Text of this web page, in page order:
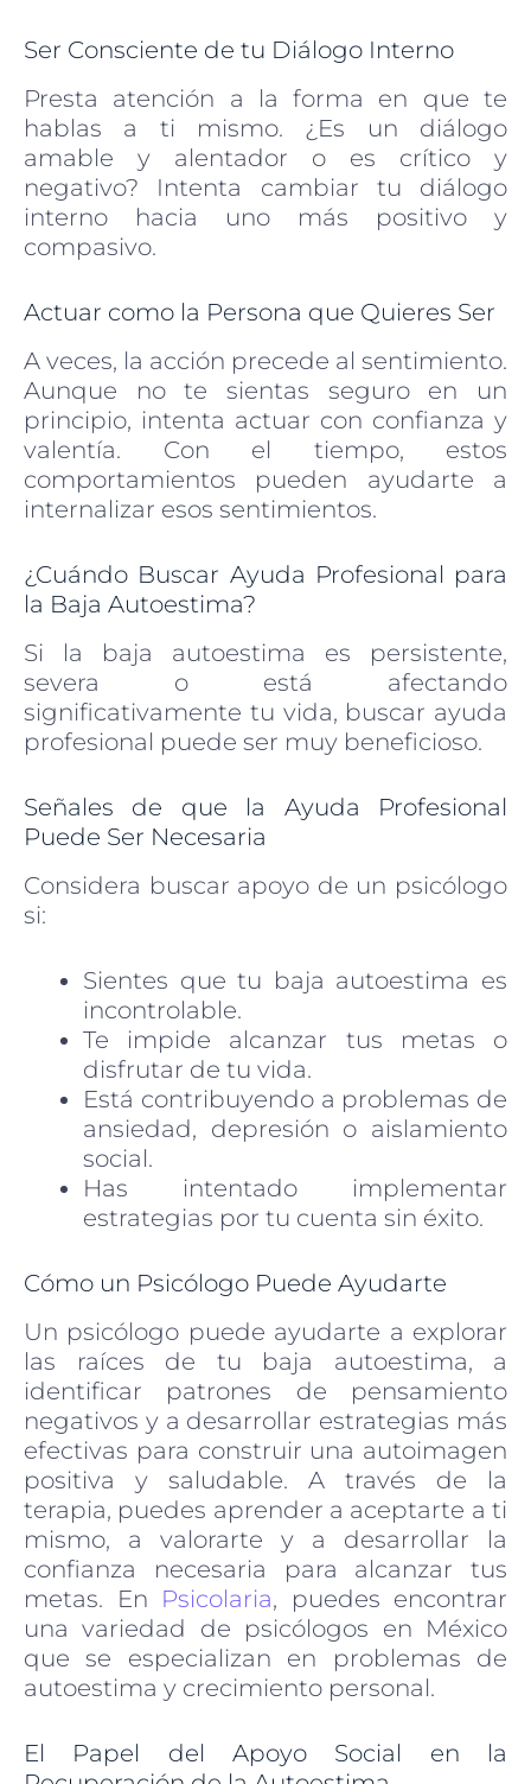
Ser Consciente de tu Diálogo Interno
Presta atención a la forma en que te
hablas a ti mismo. ¿Es un diálogo
amable y alentador o es crítico y
negativo? Intenta cambiar tu diálogo
interno hacia uno más positivo y
compasivo.
Actuar como la Persona que Quieres Ser
A veces, la acción precede al sentimiento.
Aunque no te sientas seguro en un
principio, intenta actuar con confianza y
valentía. Con el tiempo, estos
comportamientos pueden ayudarte a
internalizar esos sentimientos.
¿Cuándo Buscar Ayuda Profesional para
la Baja Autoestima?
Si la baja autoestima es persistente,
severa o está afectando
significativamente tu vida, buscar ayuda
profesional puede ser muy beneficioso.
Señales de que la Ayuda Profesional
Puede Ser Necesaria
Considera buscar apoyo de un psicólogo
si:
Sientes que tu baja autoestima es
incontrolable.
Te impide alcanzar tus metas o
disfrutar de tu vida.
Está contribuyendo a problemas de
ansiedad, depresión o aislamiento
social.
Has intentado implementar
estrategias por tu cuenta sin éxito.
Cómo un Psicólogo Puede Ayudarte
Un psicólogo puede ayudarte a explorar
las raíces de tu baja autoestima, a
identificar patrones de pensamiento
negativos y a desarrollar estrategias más
efectivas para construir una autoimagen
positiva y saludable. A través de la
terapia, puedes aprender a aceptarte a ti
mismo, a valorarte y a desarrollar la
confianza necesaria para alcanzar tus
metas. En Psicolaria, puedes encontrar
una variedad de psicólogos en México
que se especializan en problemas de
autoestima y crecimiento personal.
El Papel del Apoyo Social en la